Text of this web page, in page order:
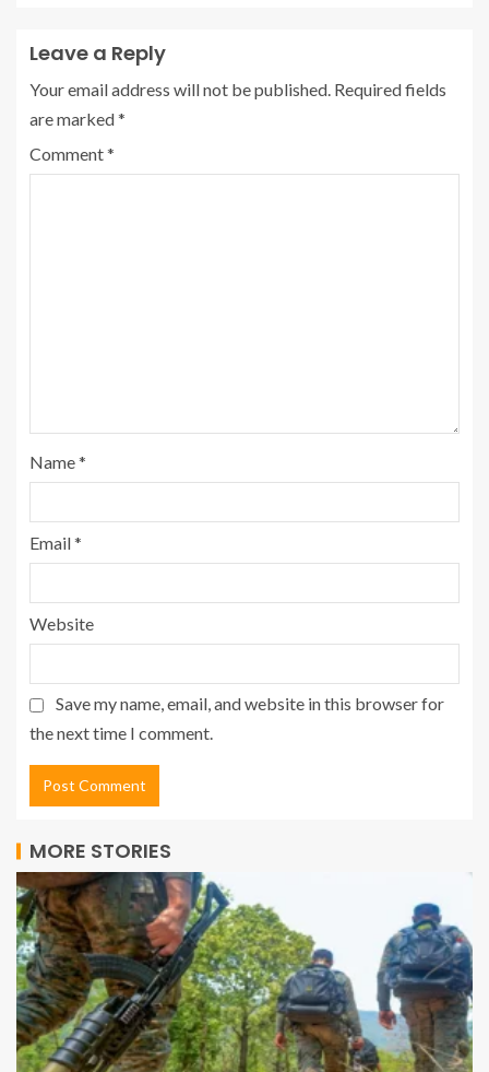
Leave a Reply
Your email address will not be published. Required fields
are marked*
Comment*
Name*
Email*
Website
Save my name, email, and website in this browser for
the next time I comment.
MORE STORIES